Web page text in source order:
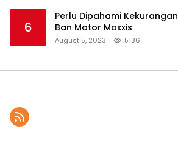
6
Perlu Dipahami
Ban Motor Maxxis
August 5, 2023 5136